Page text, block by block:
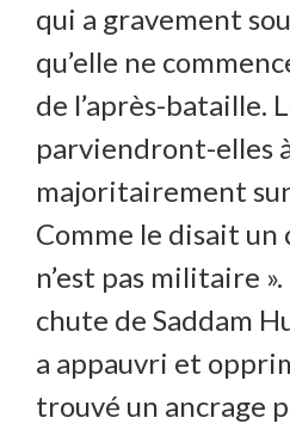
qui a gravement
qu’elle ne
de l’après-bataille.
parviendront-elles
majoritairement
Comme le disait un
n’est pas militaire
chute de Saddam
a appauvri et
trouvé un ancrage